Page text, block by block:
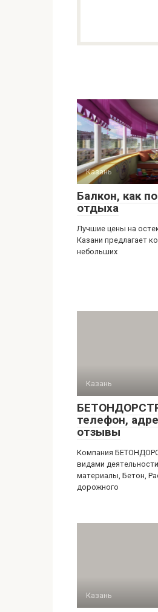
Казань
Балкон, как
отдыха
Лучшие цены на
Казани предлагает
небольших
Казань
телефон,
отзывы
Компания
видами
материалы, Бетон,
дорожного
Казань